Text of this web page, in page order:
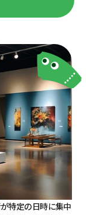
特定の日時に集中